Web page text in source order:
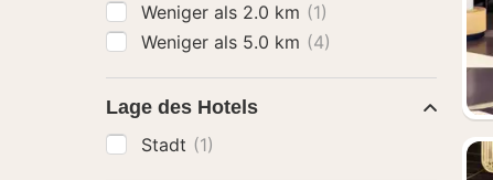
Weniger als 2.0 km (1)
Weniger als 5.0 km (4)
Lage des Hotels
Stadt (1)